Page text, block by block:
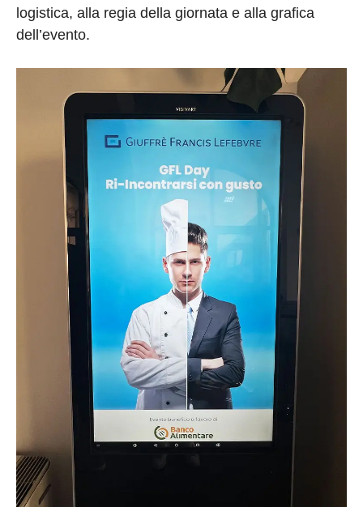
logistica, alla regia della giornata e alla grafica
dell’evento.